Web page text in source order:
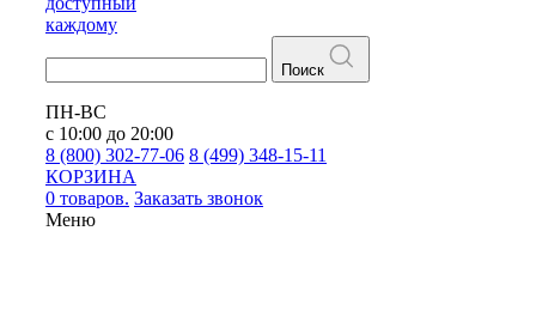
каждому
Поиск
ПН-ВС
с 10:00 до 20:00
8 (800) 302-77-06 8 (499) 348-15-11
КОРЗИНА
0 товаров. Заказать звонок
Меню